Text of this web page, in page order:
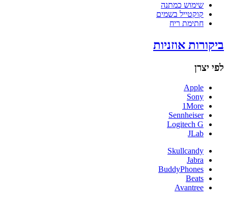
שימוש כמתנה
קוקטייל בשמים
חתימת ריח
ביקורות אוזניות
לפי יצרן
Apple
Sony
1More
Sennheiser
Logitech G
JLab
Skullcandy
Jabra
BuddyPhones
Beats
Avantree